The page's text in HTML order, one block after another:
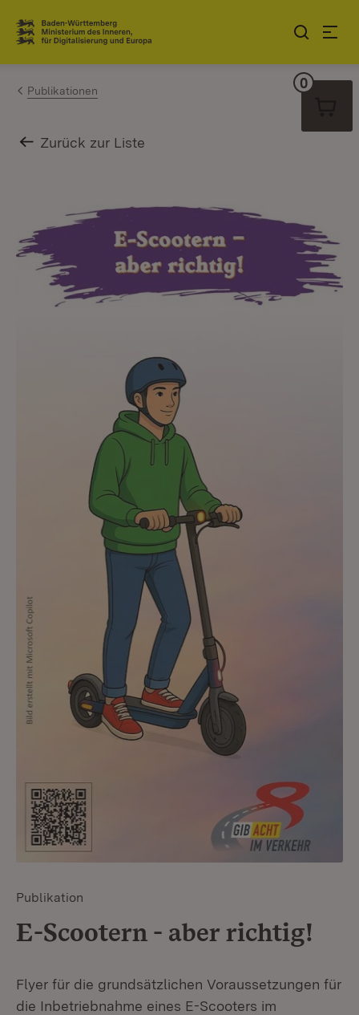
Zum Inhalt springen
Link zur Startseite
Publikationen
Zurück zur Liste
Publikation
E-Scootern - aber richtig!
Flyer für die grundsätzlichen Voraussetzungen für
die Inbetriebnahme eines E-Scooters im
0